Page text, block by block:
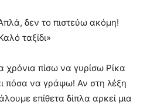
δεν το πιστεύω ακόμη!
ταξίδι»
χρόνια πίσω να γυρίσω Ρίκα
πόσα να γράψω! Αν στη λέξη
επίθετα δίπλα αρκεί μια